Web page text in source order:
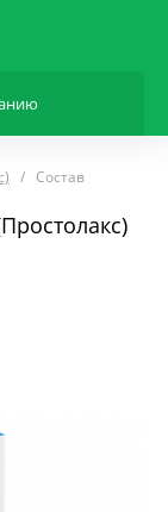
Состав